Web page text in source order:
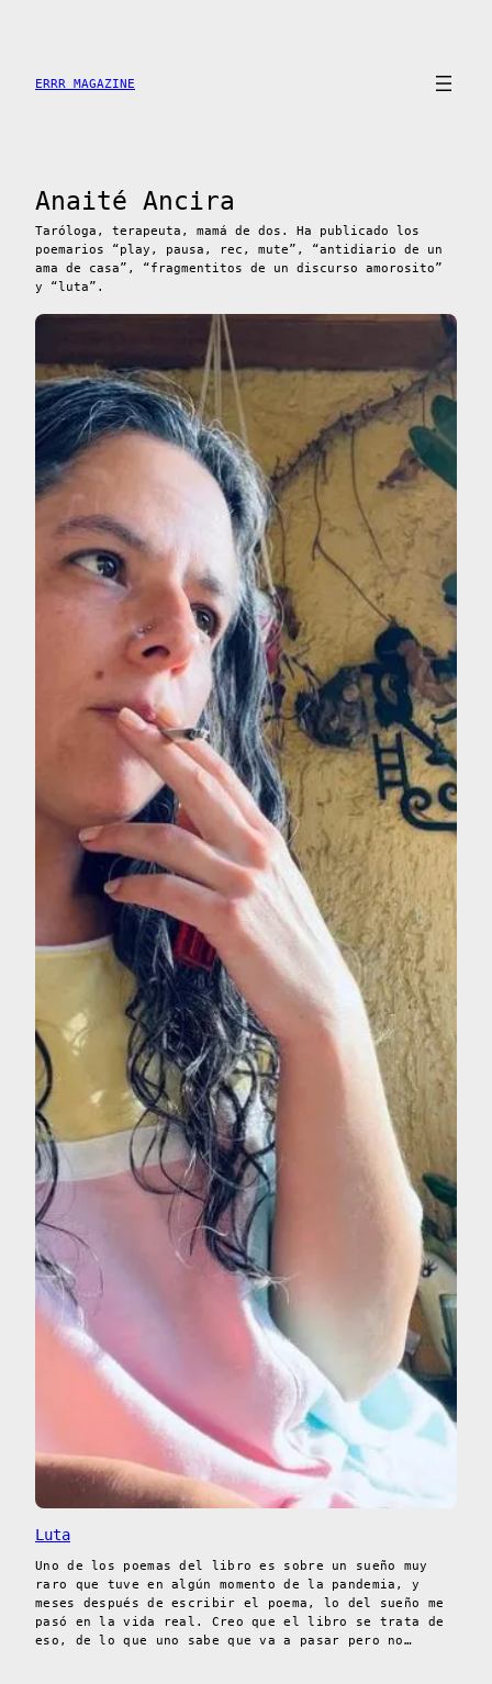
contenido
ERRR MAGAZINE
Anaité Ancira
Taróloga, terapeuta, mamá de dos. Ha publicado los
poemarios “play, pausa, rec, mute”, “antidiario de un
ama de casa”, “fragmentitos de un discurso amorosito”
y “luta”.
Luta
Uno de los poemas del libro es sobre un sueño muy
raro que tuve en algún momento de la pandemia, y
meses después de escribir el poema, lo del sueño me
pasó en la vida real. Creo que el libro se trata de
eso, de lo que uno sabe que va a pasar pero no…